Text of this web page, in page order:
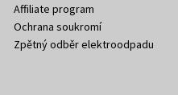
Affiliate program
Ochrana soukromí
Zpětný odběr elektroodpadu